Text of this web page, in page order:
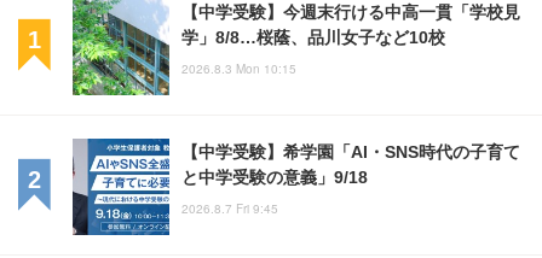
【中学受験】今週末行ける中高一貫「学校見
学」8/8…桜蔭、品川女子など10校
2026.8.3 Mon 10:15
【中学受験】希学園「AI・SNS時代の子育て
と中学受験の意義」9/18
2026.8.7 Fri 9:45